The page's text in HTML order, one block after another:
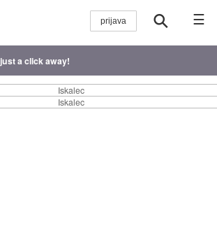
☰
just a click away!
Iskalec
Iskalec